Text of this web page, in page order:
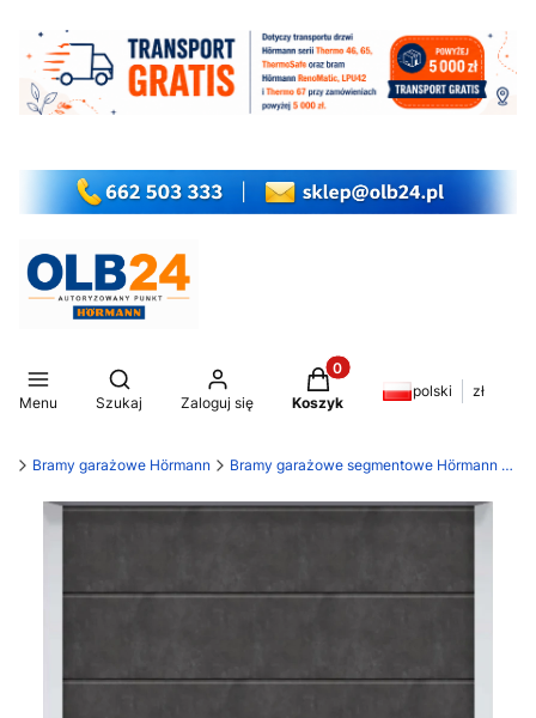
Menu
Otwórz wyszukiwarkę
Szukaj Zaloguj się
Produkty w koszyku: 0.
Koszyk
polski zł
Bramy garażowe Hörmann Bramy garażowe segmentowe Hörmann LPU 42